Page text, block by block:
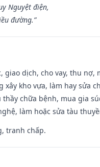
Nguyệt điện,
đường.”
giao dịch, cho vay, thu
xây kho vựa, làm hay sửa
chữa bệnh, mua gia
làm hoặc sửa tàu
tranh chấp.